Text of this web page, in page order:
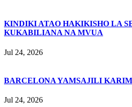
KINDIKI ATAO HAKIKISHO LA
KUKABILIANA NA MVUA
Jul 24, 2026
BARCELONA YAMSAJILI
Jul 24, 2026